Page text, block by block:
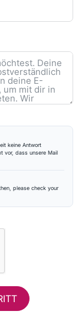
keine Antwort
vor, dass unsere Mail
please check your